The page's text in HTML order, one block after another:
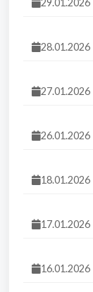
29.01.2026
28.01.2026
27.01.2026
26.01.2026
18.01.2026
17.01.2026
16.01.2026